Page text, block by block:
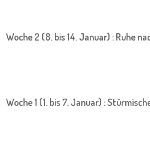
Woche 2 (8. bis 14. Januar) : Ruhe
Woche 1 (1. bis 7. Januar) :